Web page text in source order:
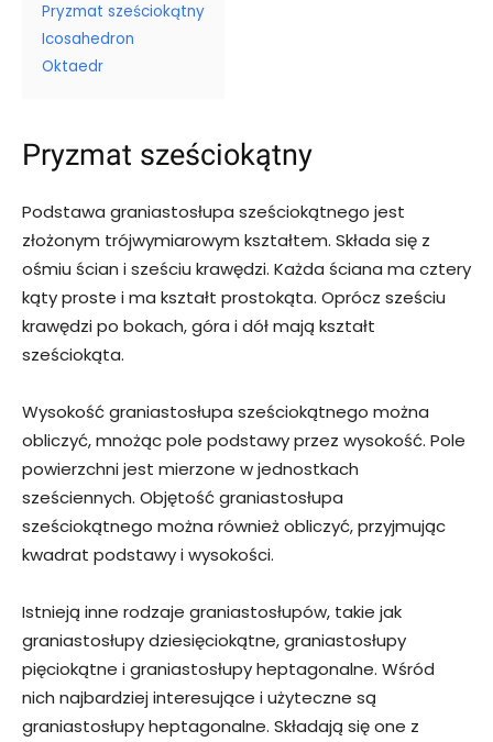
Pryzmat sześciokątny
Icosahedron
Oktaedr
Pryzmat sześciokątny
Podstawa graniastosłupa sześciokątnego jest
złożonym trójwymiarowym kształtem. Składa się z
ośmiu ścian i sześciu krawędzi. Każda ściana ma cztery
kąty proste i ma kształt prostokąta. Oprócz sześciu
krawędzi po bokach, góra i dół mają kształt
sześciokąta.
Wysokość graniastosłupa sześciokątnego można
obliczyć, mnożąc pole podstawy przez wysokość. Pole
powierzchni jest mierzone w jednostkach
sześciennych. Objętość graniastosłupa
sześciokątnego można również obliczyć, przyjmując
kwadrat podstawy i wysokości.
Istnieją inne rodzaje graniastosłupów, takie jak
graniastosłupy dziesięciokątne, graniastosłupy
pięciokątne i graniastosłupy heptagonalne. Wśród
nich najbardziej interesujące i użyteczne są
graniastosłupy heptagonalne. Składają się one z